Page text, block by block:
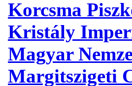
Korcsma
Kristály
Magyar
Margitszigeti